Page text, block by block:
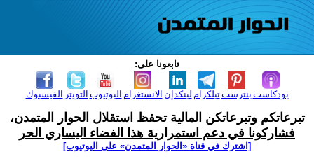
تابعونا على:
الفيسبوك التويتر اليوتيوب الانستغرام لينكدإن تيلكرامبنترست بودكاست
تبرعاتكم وتبرعاتكن المالية تحفظ استقلال الحوار المتمدن،
فشاركونا في دعم استمرارية هذا الفضاء اليساري الحر
[اشترك في قناة ‫«الحوار المتمدن» على اليوتيوب]